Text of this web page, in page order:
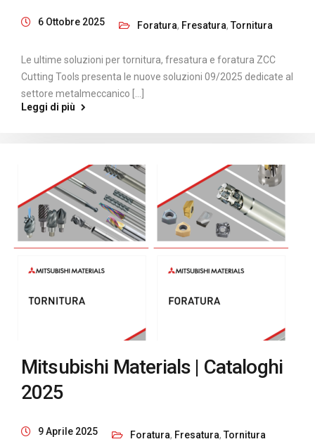
6 Ottobre 2025 Foratura, Fresatura, Tornitura
Le ultime soluzioni per tornitura, fresatura e foratura ZCC
Cutting Tools presenta le nuove soluzioni 09/2025 dedicate al
settore metalmeccanico [...]
Leggi di più
Mitsubishi Materials | Cataloghi
2025
9 Aprile 2025 Foratura, Fresatura, Tornitura